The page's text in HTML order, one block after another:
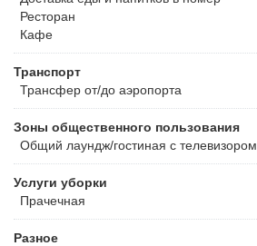
Ресторан
Кафе
Транспорт
Трансфер от/до аэропорта
Зоны общественного пользования
Общий лаундж/гостиная с телевизором
Услуги уборки
Прачечная
Разное